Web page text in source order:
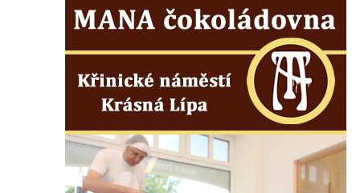
Kříž u domu čp. 1016 v Mikulášovicích
Mikulášovicích
Kříž Ließnerových naproti Mikovu v
Mikulášovicích
Kříž u Mikulášovického potoka poblíž
Mikovu v Mikulášovicích